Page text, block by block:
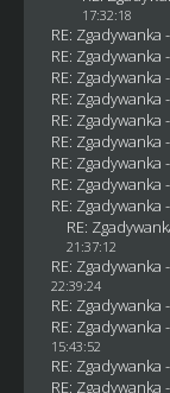
17:32:18
RE: Zgadywanka
RE: Zgadywanka
RE: Zgadywanka
RE: Zgadywanka
RE: Zgadywanka
RE: Zgadywanka
RE: Zgadywanka
RE: Zgadywanka
RE: Zgadywanka
RE:
21:37:12
RE: Zgadywanka
22:39:24
RE: Zgadywanka
RE: Zgadywanka
15:43:52
RE: Zgadywanka
RE: Zgadywanka